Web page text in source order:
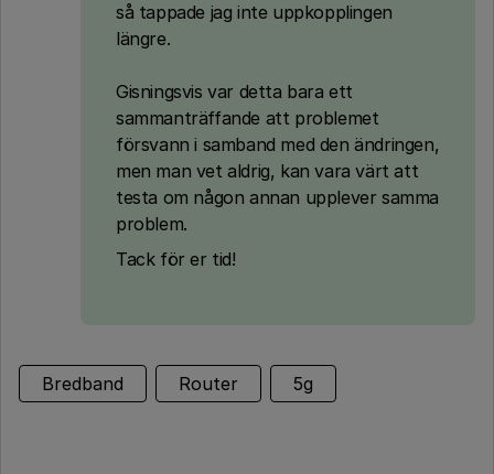
så tappade jag inte uppkopplingen
längre.
Gisningsvis var detta bara ett
sammanträffande att problemet
försvann i samband med den ändringen,
men man vet aldrig, kan vara värt att
testa om någon annan upplever samma
problem.
Tack för er tid!
Bredband Router 5g